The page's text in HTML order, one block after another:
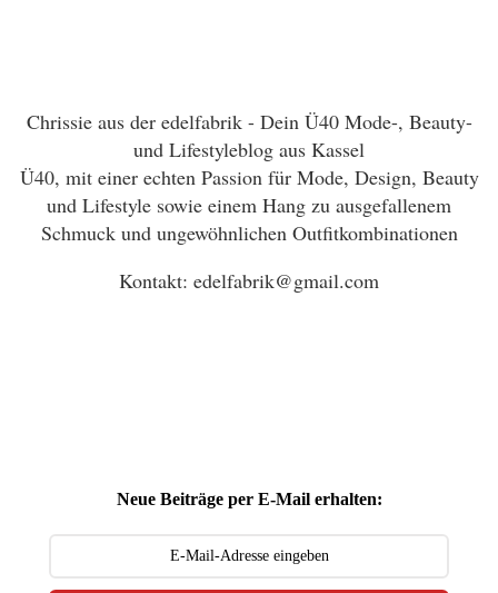
Chrissie aus der edelfabrik - Dein Ü40 Mode-, Beauty-
und Lifestyleblog aus Kassel
Ü40, mit einer echten Passion für Mode, Design, Beauty
und Lifestyle sowie einem Hang zu ausgefallenem
Schmuck und ungewöhnlichen Outfitkombinationen
Kontakt: edelfabrik@gmail.com
Neue Beiträge per E-Mail erhalten: